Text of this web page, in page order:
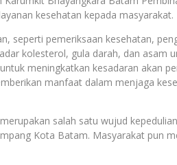
kesehatan kepada masyarakat.
seperti pemeriksaan kesehatan,
kolesterol, gula darah, dan asam
meningkatkan kesadaran akan
manfaat dalam menjaga
salah satu wujud
Kota Batam. Masyarakat pun